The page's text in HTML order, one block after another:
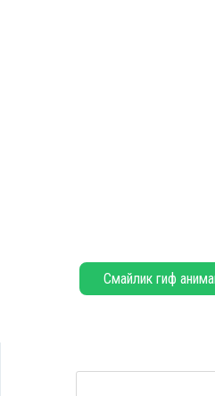
Смайлик гиф